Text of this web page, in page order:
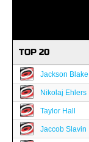
TOP 20
Jackson Blake
Nikolaj Ehlers
Taylor Hall
Jaccob Slavin